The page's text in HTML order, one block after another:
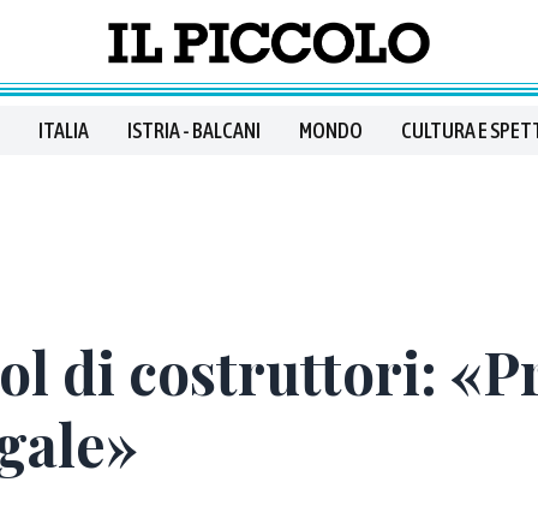
ITALIA ISTRIA - BALCANI MONDO CULTURA E
di costruttori: